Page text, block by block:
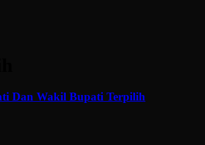
Dan Wakil Bupati Terpilih